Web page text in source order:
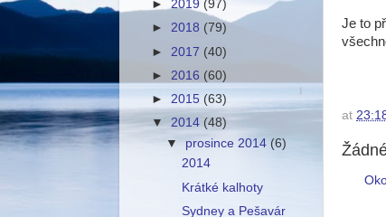
Je to
at
► 2019 (97)
► 2018 (79)
► 2017 (40)
► 2016 (60)
► 2015 (63)
▼ 2014 (48)
▼ prosince 2014 (6)
2014
Krátké kalhoty
Sydney a Pešavár